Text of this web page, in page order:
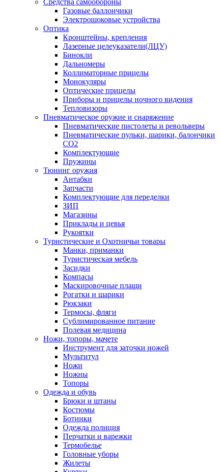
Средства самообороны
Газовые баллончики
Электрошоковые устройства
Оптика
Кронштейны, крепления
Лазерные целеуказатели(ЛЦУ)
Бинокли
Дальномеры
Коллиматорные прицелы
Монокуляры
Оптические прицелы
Приборы и прицелы ночного видения
Тепловизоры
Пневматическое оружие и снаряжение
Пневматические пистолеты и револьверы
Пневматические пульки, шарики, балончики
CO2
Комплектующие
Пружины
Тюнинг оружия
Антабки
Запчасти
Комплектующие для переделки
ЗИП
Магазины
Приклады и цевья
Рукоятки
Туристические и Охотничьи товары
Манки, приманки
Туристическая мебель
Засидки
Компасы
Маскировочные плащи
Рогатки и шарики
Рюкзаки
Термосы, фляги
Сублимированное питание
Полевая медицина
Ножи, топоры, мачете
Инструмент для заточки ножей
Мультитул
Ножи
Ножны
Топоры
Одежда и обувь
Брюки и штаны
Костюмы
Ботинки
Одежда полиция
Перчатки и варежки
Термобелье
Головные уборы
Жилеты